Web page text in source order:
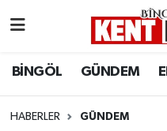
BİNGÖL GÜNDEM
HABERLER GÜNDEM
BİLİM-TEKNOLOJİ
Bingöl Hava